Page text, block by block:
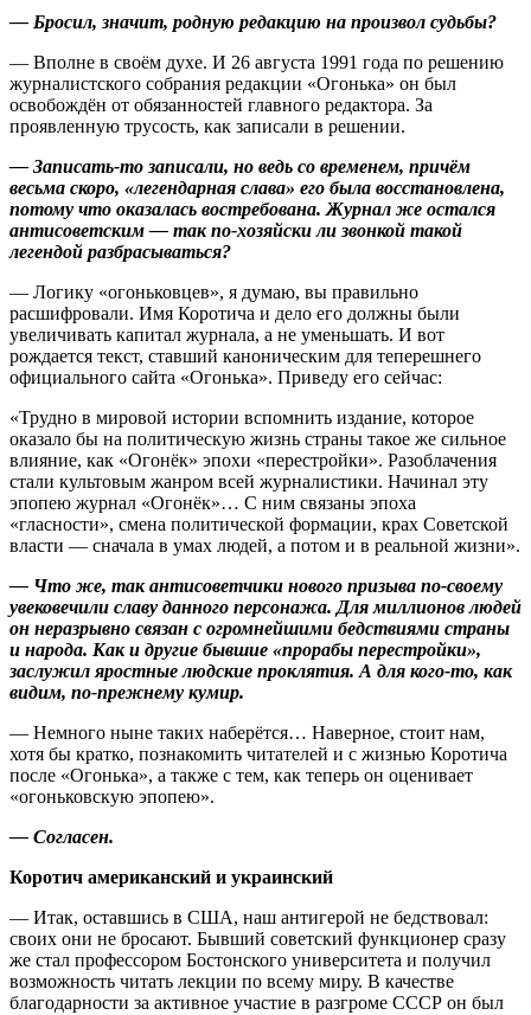
— Бросил, значит, родную редакцию на произвол судьбы?
— Вполне в своём духе. И 26 августа 1991 года по решению
журналистского собрания редакции «Огонька» он был
освобождён от обязанностей главного редактора. За
проявленную трусость, как записали в решении.
— Записать-то записали, но ведь со временем, причём
весьма скоро, «легендарная слава» его была восстановлена,
потому что оказалась востребована. Журнал же остался
антисоветским — так по-хозяйски ли звонкой такой
легендой разбрасываться?
— Логику «огоньковцев», я думаю, вы правильно
расшифровали. Имя Коротича и дело его должны были
увеличивать капитал журнала, а не уменьшать. И вот
рождается текст, ставший каноническим для теперешнего
официального сайта «Огонька». Приведу его сейчас:
«Трудно в мировой истории вспомнить издание, которое
оказало бы на политическую жизнь страны такое же сильное
влияние, как «Огонёк» эпохи «перестройки». Разоблачения
стали культовым жанром всей журналистики. Начинал эту
эпопею журнал «Огонёк»… С ним связаны эпоха
«гласности», смена политической формации, крах Советской
власти — сначала в умах людей, а потом и в реальной жизни».
— Что же, так антисоветчики нового призыва по-своему
увековечили славу данного персонажа. Для миллионов людей
он неразрывно связан с огромнейшими бедствиями страны
и народа. Как и другие бывшие «прорабы перестройки»,
заслужил яростные людские проклятия. А для кого-то, как
видим, по-прежнему кумир.
— Немного ныне таких наберётся… Наверное, стоит нам,
хотя бы кратко, познакомить читателей и с жизнью Коротича
после «Огонька», а также с тем, как теперь он оценивает
«огоньковскую эпопею».
— Согласен.
Коротич американский и украинский
— Итак, оставшись в США, наш антигерой не бедствовал:
своих они не бросают. Бывший советский функционер сразу
же стал профессором Бостонского университета и получил
возможность читать лекции по всему миру. В качестве
благодарности за активное участие в разгроме СССР он был